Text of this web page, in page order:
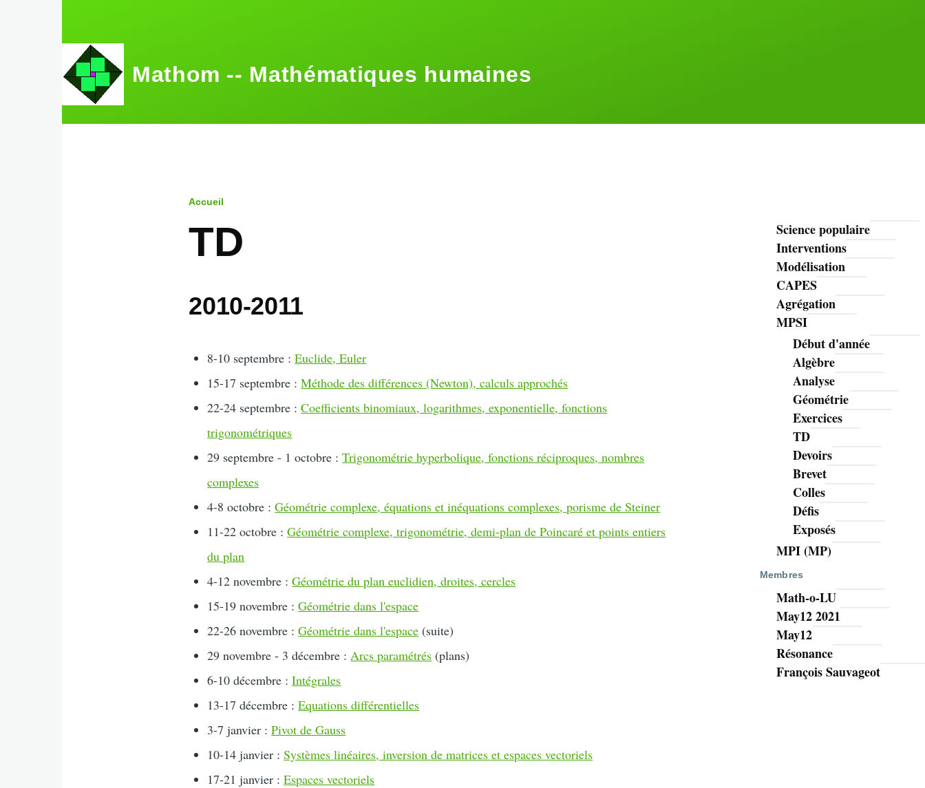
Mathom -- Mathématiques humaines
d'Ariane
Accueil
TD
2010-2011
8-10 septembre :Euclide, Euler
15-17 septembre :Méthode des différences (Newton), calculs approchés
22-24 septembre :Coefficients binomiaux, logarithmes, exponentielle, fonctions
trigonométriques
29 septembre - 1 octobre :Trigonométrie hyperbolique, fonctions réciproques, nombres
complexes
4-8 octobre :Géométrie complexe, équations et inéquations complexes, porisme de Steiner
11-22 octobre :Géométrie complexe, trigonométrie, demi-plan de Poincaré et points entiers
du plan
4-12 novembre :Géométrie du plan euclidien, droites, cercles
15-19 novembre :Géométrie dans l'espace
22-26 novembre :Géométrie dans l'espace (suite)
29 novembre - 3 décembre : Arcs paramétrés (plans)
6-10 décembre :Intégrales
13-17 décembre :Equations différentielles
3-7 janvier :Pivot de Gauss
10-14 janvier :Systèmes linéaires, inversion de matrices et espaces vectoriels
17-21 janvier :Espaces vectoriels
Mathoms
Science populaire
Interventions
Modélisation
CAPES
Agrégation
MPSI
Début d'année
Algèbre
Analyse
Géométrie
Exercices
TD
Devoirs
Brevet
Colles
Défis
Exposés
MPI (MP)
Membres
Math-o-LU
May12 2021
May12
Résonance
François Sauvageot